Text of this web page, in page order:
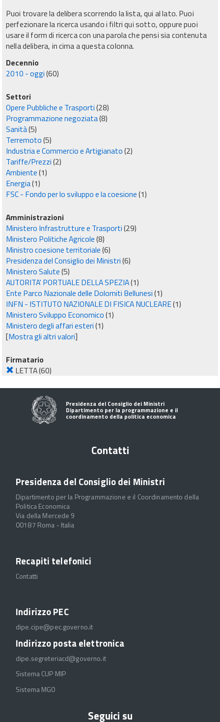
Puoi trovare la delibera scorrendo la lista, qui al lato. Puoi
perfezionare la ricerca usando i filtri qui sotto, oppure puoi
usare il form di ricerca con una parola che pensi sia contenuta
nella delibera, in cima a questa colonna.
Decennio
2010 - oggi(60)
Settori
Opere Pubbliche e Trasporti(28)
Programmazione negoziata(8)
Sanità(5)
Terremoto(5)
Industria e Commercio e Artigianato(2)
Tariffe/Prezzi(2)
Ambiente(1)
Energia(1)
FSC - Fondo per lo sviluppo e la coesione(1)
Amministrazioni
Ministero Infrastrutture e Trasporti(29)
Ministero Politiche Agricole(8)
Ministro coesione territoriale(6)
Presidenza del Consiglio dei Ministri(6)
Ministero Salute(5)
AUTORITA' PORTUALE DELLA SPEZIA(1)
Ente Parco Nazionale delle Dolomiti Bellunesi(1)
INFN - ISTITUTO NAZIONALE DI FISICA NUCLEARE(1)
Ministero Sviluppo Economico(1)
Ministero degli affari esteri(1)
[Mostra gli altri valori]
Firmatario
LETTA(60)
Presidenza del Consiglio dei Ministri
Dipartimento per la programmazione e il
coordinamento della politica economica
Contatti
Presidenza del Consiglio dei Ministri
Dipartimento per la Programmazione e il Coordinamento della
Politica Economica
Via della Mercede 9
00187 Roma - Italia
Recapiti telefonici
Contatti
Indirizzo PEC
dipe.cipe@pec.governo.it
Indirizzo posta elettronica
dipe.segreteriacd@governo.it
Sistema CUP MIP
Sistema MGO
Seguici su